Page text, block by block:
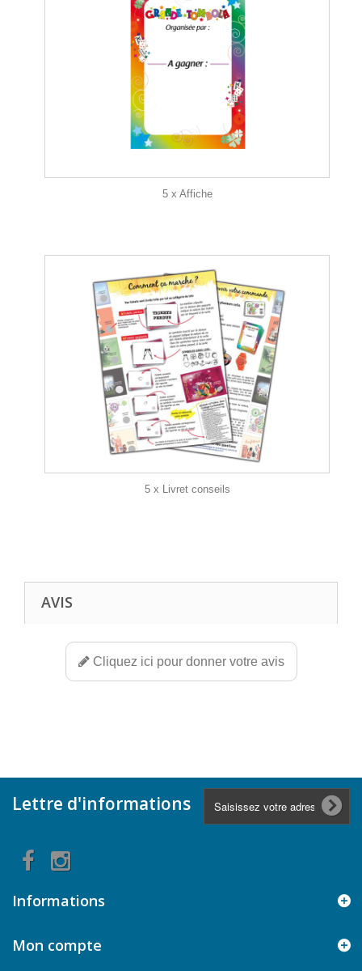
5 x Affiche
5 x Livret conseils
AVIS
Cliquez ici pour donner votre avis
Lettre d'informations
Informations
Mon compte